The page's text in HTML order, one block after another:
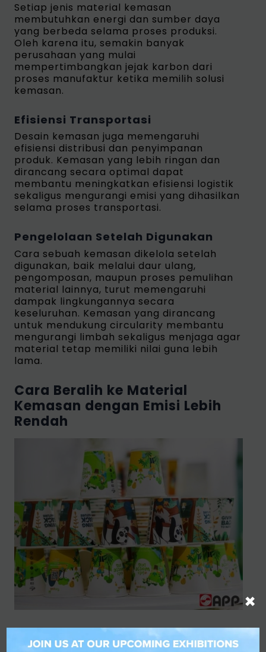
Setiap jenis material kemasan
membutuhkan energi dan sumber daya
yang berbeda selama proses produksi.
Oleh karena itu, semakin banyak
perusahaan yang mulai
mempertimbangkan jejak karbon dari
proses manufaktur ketika memilih solusi
kemasan.
Efisiensi Transportasi
Desain kemasan juga memengaruhi
efisiensi distribusi dan penyimpanan
produk. Kemasan yang lebih ringan dan
dirancang secara optimal dapat
membantu meningkatkan efisiensi logistik
sekaligus mengurangi emisi yang dihasilkan
selama proses transportasi.
Pengelolaan Setelah Digunakan
Cara sebuah kemasan dikelola setelah
digunakan, baik melalui daur ulang,
pengomposan, maupun proses pemulihan
material lainnya, turut memengaruhi
dampak lingkungannya secara
keseluruhan. Kemasan yang dirancang
untuk mendukung circularity membantu
mengurangi limbah sekaligus menjaga agar
material tetap memiliki nilai guna lebih
lama.
Cara Beralih ke Material
Kemasan dengan Emisi Lebih
Rendah
Perusahaan yang ingin mengurangi emisi
dari penggunaan kemasan dapat
×